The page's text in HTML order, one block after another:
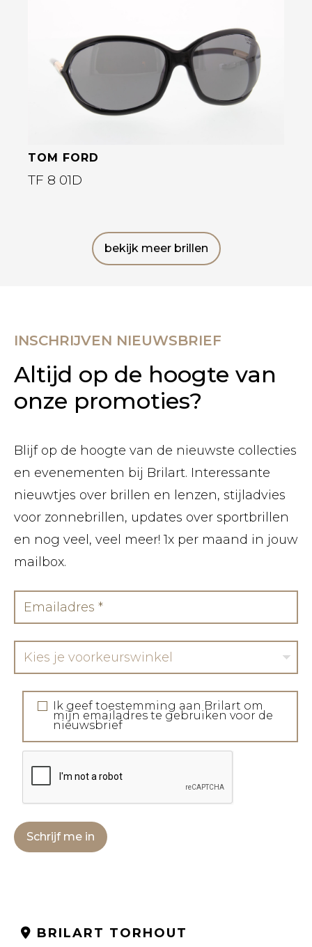
TOM FORD
TF 8 01D
bekijk meer brillen
INSCHRIJVEN NIEUWSBRIEF
Altijd op de hoogte van
onze promoties?
Blijf op de hoogte van de nieuwste collecties
en evenementen bij Brilart. Interessante
nieuwtjes over brillen en lenzen, stijladvies
voor zonnebrillen, updates over sportbrillen
en nog veel, veel meer! 1x per maand in jouw
mailbox.
Kies je voorkeurswinkel
Ik geef toestemming aan Brilart om
mijn emailadres te gebruiken voor de
nieuwsbrief
Schrijf me in
BRILART TORHOUT